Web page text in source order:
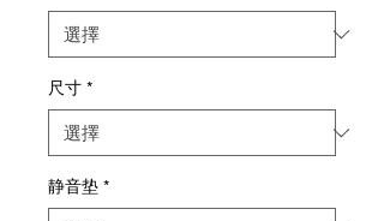
尺寸 *
静音垫 *